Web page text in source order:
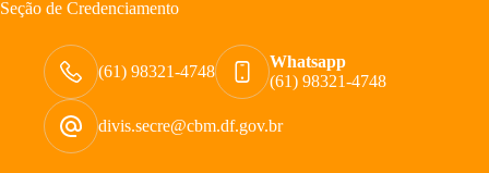
Seção de Credenciamento
(61) 98321-4748
Whatsapp
(61) 98321-4748
divis.secre@cbm.df.gov.br